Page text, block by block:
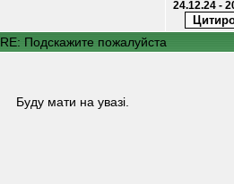
24.12.24 -
RE: Подскажите пожалуйста
Буду мати на увазі.